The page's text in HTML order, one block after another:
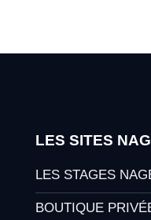
LES SITES
LES STAGES
BOUTIQUE